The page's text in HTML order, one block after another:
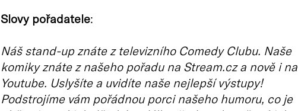
Slovy pořadatele:
Náš stand-up znáte z televizního Comedy Clubu. Naše
komiky znáte z našeho pořadu na Stream.cz a nově i na
Youtube. Uslyšíte a uvidíte naše nejlepší výstupy!
Podstrojíme vám pořádnou porci našeho humoru, co je